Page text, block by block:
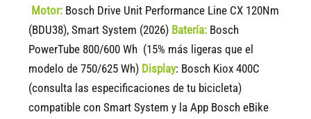
Motor: Bosch Drive Unit Performance Line CX 120Nm
(BDU38), Smart System (2026) Batería: Bosch
PowerTube 800/600 Wh (15% más ligeras que el
modelo de 750/625 Wh) Display: Bosch Kiox 400C
(consulta las especificaciones de tu bicicleta)
compatible con Smart System y la App Bosch eBike